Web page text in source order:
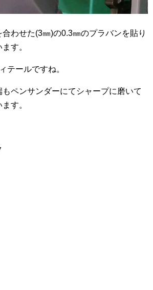
わせた(3㎜)の0.3㎜のプラバンを貼り
す。
テールですね。
もペンサンダーにてシャープに磨いて
す。